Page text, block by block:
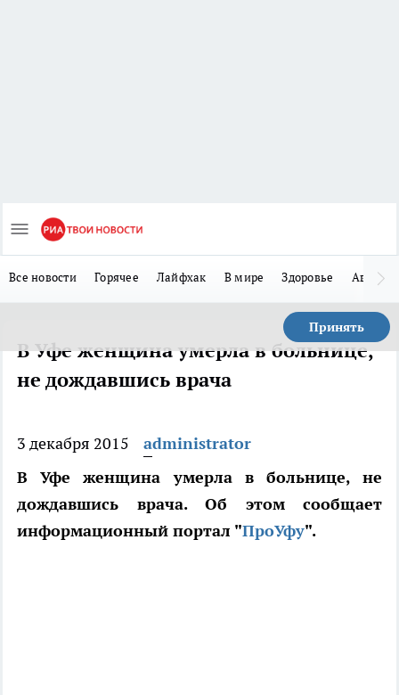
Все новости Горячее Лайфхак В мире Здоровье Авто
Принять
В Уфе женщина умерла в больнице,
не дождавшись врача
3 декабря 2015
administrator
В Уфе женщина умерла в больнице, не
дождавшись врача. Об этом сообщает
информационный портал "ПроУфу".